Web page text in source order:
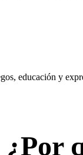
educación y
¿Por